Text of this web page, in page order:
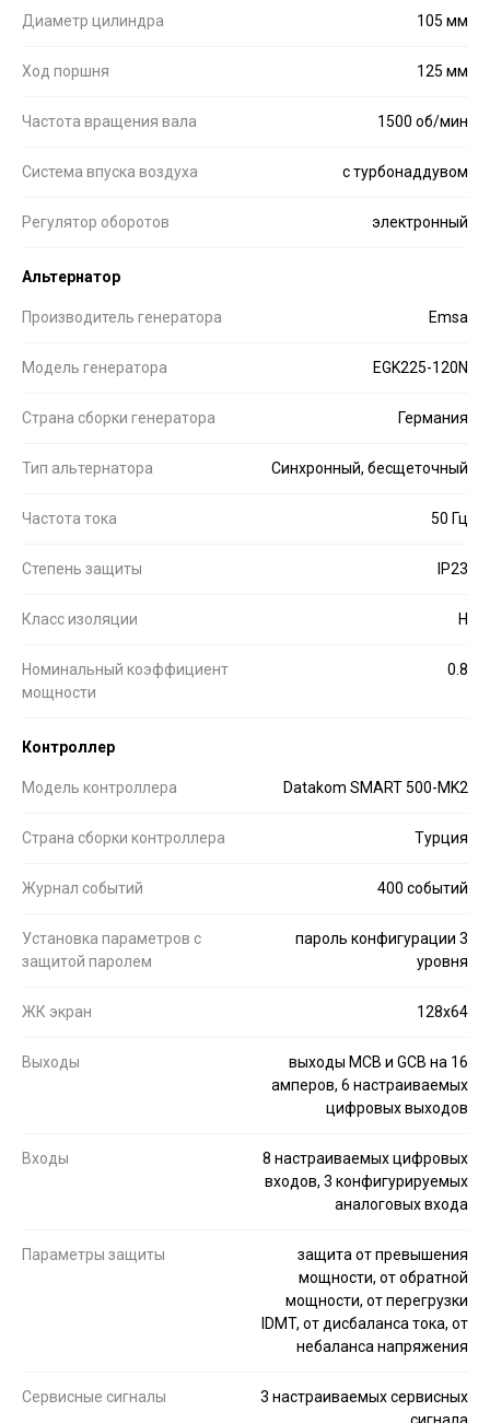
Диаметр цилиндра 105 мм
Ход поршня 125 мм
Частота вращения вала 1500 об/мин
Система впуска воздуха с турбонаддувом
Регулятор оборотов электронный
Альтернатор
Производитель генератора Emsa
Модель генератора EGK225-120N
Страна сборки генератора Германия
Тип альтернатора Синхронный, бесщеточный
Частота тока 50 Гц
Степень защиты IP23
Класс изоляции H
Номинальный коэффициент
мощности
0.8
Контроллер
Модель контроллера Datakom SMART 500-MK2
Страна сборки контроллера Турция
Журнал событий 400 событий
Установка параметров с
защитой паролем
пароль конфигурации 3
уровня
ЖК экран 128x64
Выходы
выходы MCB и GCB на 16
амперов, 6 настраиваемых
цифровых выходов
Входы
8 настраиваемых цифровых
входов, 3 конфигурируемых
аналоговых входа
Параметры защиты
защита от превышения
мощности, от обратной
мощности, от перегрузки
IDMT, от дисбаланса тока, от
небаланса напряжения
Сервисные сигналы
3 настраиваемых сервисных
сигнала